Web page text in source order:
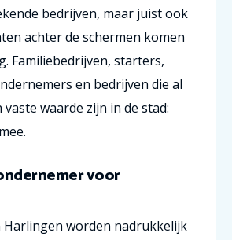
bedrijven, maar juist ook
achter de schermen komen
Familiebedrijven, starters,
en bedrijven die al
waarde zijn in de stad:
voor
Harlingen worden nadrukkelijk